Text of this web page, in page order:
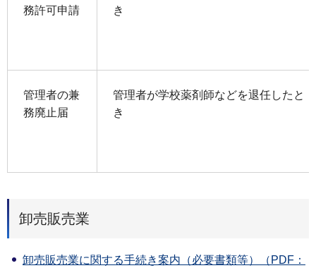
務許可申請
き
管理者の兼
務廃止届
管理者が学校薬剤師などを退任したと
き
卸売販売業
卸売販売業に関する手続き案内（必要書類等）（PDF：